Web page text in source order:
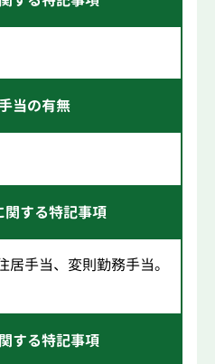
当の有無
関する特記事項
手当、変則勤務手当。
する特記事項